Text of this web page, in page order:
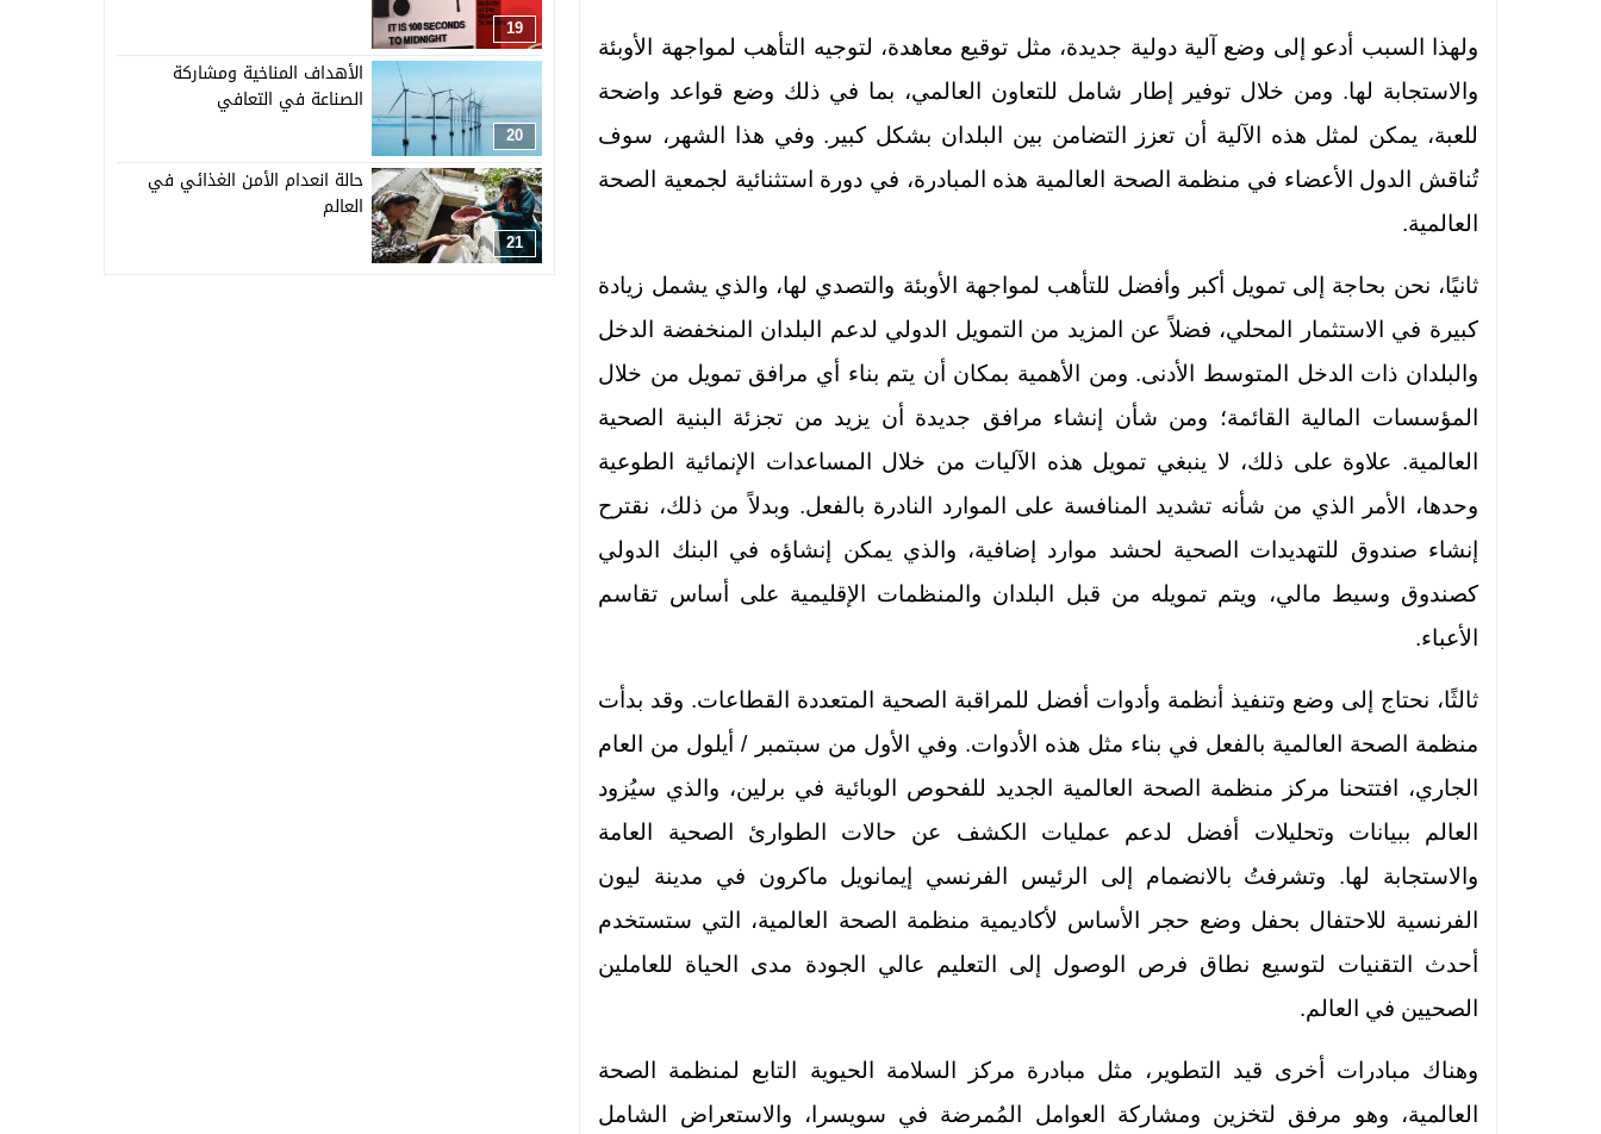
ولهذا السبب أدعو إلى وضع آلية دولية جديدة، مثل توقيع معاهدة، لتوجيه التأهب لمواجهة الأوبئة
والاستجابة لها. ومن خلال توفير إطار شامل للتعاون العالمي، بما في ذلك وضع قواعد واضحة
للعبة، يمكن لمثل هذه الآلية أن تعزز التضامن بين البلدان بشكل كبير. وفي هذا الشهر، سوف
تُناقش الدول الأعضاء في منظمة الصحة العالمية هذه المبادرة، في دورة استثنائية لجمعية الصحة
العالمية.
ثانيًا، نحن بحاجة إلى تمويل أكبر وأفضل للتأهب لمواجهة الأوبئة والتصدي لها، والذي يشمل زيادة
كبيرة في الاستثمار المحلي، فضلاً عن المزيد من التمويل الدولي لدعم البلدان المنخفضة الدخل
والبلدان ذات الدخل المتوسط الأدنى. ومن الأهمية بمكان أن يتم بناء أي مرافق تمويل من خلال
المؤسسات المالية القائمة؛ ومن شأن إنشاء مرافق جديدة أن يزيد من تجزئة البنية الصحية
العالمية. علاوة على ذلك، لا ينبغي تمويل هذه الآليات من خلال المساعدات الإنمائية الطوعية
وحدها، الأمر الذي من شأنه تشديد المنافسة على الموارد النادرة بالفعل. وبدلاً من ذلك، نقترح
إنشاء صندوق للتهديدات الصحية لحشد موارد إضافية، والذي يمكن إنشاؤه في البنك الدولي
كصندوق وسيط مالي، ويتم تمويله من قبل البلدان والمنظمات الإقليمية على أساس تقاسم
الأعباء.
ثالثًا، نحتاج إلى وضع وتنفيذ أنظمة وأدوات أفضل للمراقبة الصحية المتعددة القطاعات. وقد بدأت
منظمة الصحة العالمية بالفعل في بناء مثل هذه الأدوات. وفي الأول من سبتمبر / أيلول من العام
الجاري، افتتحنا مركز منظمة الصحة العالمية الجديد للفحوص الوبائية في برلين، والذي سيُزود
العالم ببيانات وتحليلات أفضل لدعم عمليات الكشف عن حالات الطوارئ الصحية العامة
والاستجابة لها. وتشرفتُ بالانضمام إلى الرئيس الفرنسي إيمانويل ماكرون في مدينة ليون
الفرنسية للاحتفال بحفل وضع حجر الأساس لأكاديمية منظمة الصحة العالمية، التي ستستخدم
أحدث التقنيات لتوسيع نطاق فرص الوصول إلى التعليم عالي الجودة مدى الحياة للعاملين
الصحيين في العالم.
وهناك مبادرات أخرى قيد التطوير، مثل مبادرة مركز السلامة الحيوية التابع لمنظمة الصحة
العالمية، وهو مرفق لتخزين ومشاركة العوامل المُمرضة في سويسرا، والاستعراض الشامل
19
20
الأهداف المناخية ومشاركة
الصناعة في التعافي
21
حالة انعدام الأمن الغذائي في
العالم